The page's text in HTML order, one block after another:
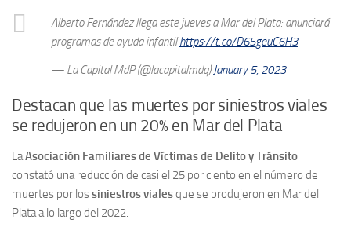
Alberto Fernández llega este jueves a Mar del Plata: anunciará
programas de ayuda infantilhttps://t.co/D65geuC6H3
— La Capital MdP (@lacapitalmdq)January 5, 2023
Destacan que las muertes por siniestros viales
se redujeron en un 20% en Mar del Plata
LaAsociación Familiares de Víctimas de Delito y Tránsito
constató una reducción de casi el 25 por ciento en el número de
muertes por lossiniestros vialesque se produjeron en Mar del
Plata a lo largo del 2022.